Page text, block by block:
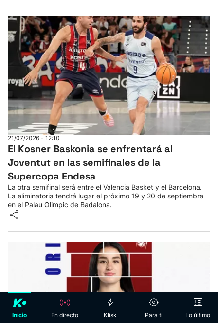
21/07/2026 - 12:10
El Kosner Baskonia se enfrentará al
Joventut en las semifinales de la
Supercopa Endesa
La otra semifinal será entre el Valencia Basket y el Barcelona.
La eliminatoria tendrá lugar el próximo 19 y 20 de septiembre
en el Palau Olimpic de Badalona.
Inicio En directo Klisk Para ti Lo último